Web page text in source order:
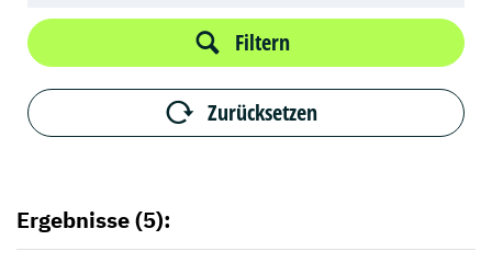
Filtern
Zurücksetzen
Ergebnisse (5):